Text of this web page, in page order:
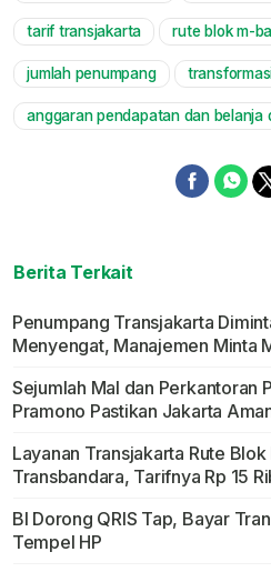
tarif transjakarta rute blok m-
jumlah penumpang
anggaran pendapatan dan belanja
Berita Terkait
Penumpang Transjakarta
Menyengat, Manajemen Minta
Sejumlah Mal dan Perkantoran
Pramono Pastikan Jakarta
Layanan Transjakarta Rute
Transbandara, Tarifnya Rp 15
BI Dorong QRIS Tap, Bayar
Tempel HP